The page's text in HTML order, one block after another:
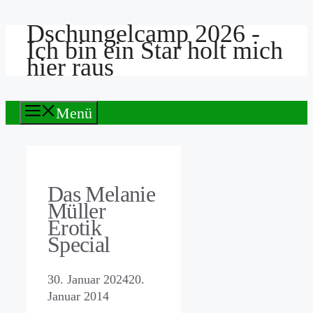
springen
Dschungelcamp 2026 -
Ich bin ein Star holt mich
hier raus
Menü
Das Melanie
Müller
Erotik
Special
30. Januar 202420.
Januar 2014